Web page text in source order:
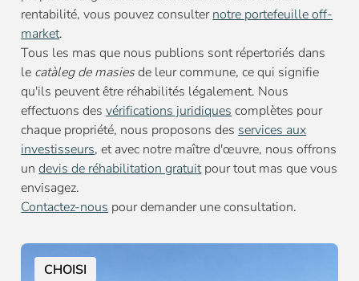
rentabilité, vous pouvez consulternotre portefeuille off-
market.
Tous les mas que nous publions sont répertoriés dans
le catàleg de masiesde leur commune, ce qui signifie
qu'ils peuvent être réhabilités légalement. Nous
effectuons desvérifications juridiques complètes pour
chaque propriété, nous proposons des services aux
investisseurs, et avec notre maître d'œuvre, nous offrons
undevis de réhabilitation gratuitpour tout mas que vous
envisagez.
Contactez-nous pour demander une consultation.
CHOISI